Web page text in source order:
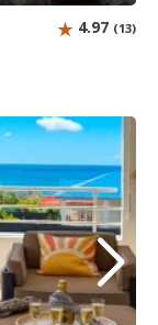
4.97 (13)